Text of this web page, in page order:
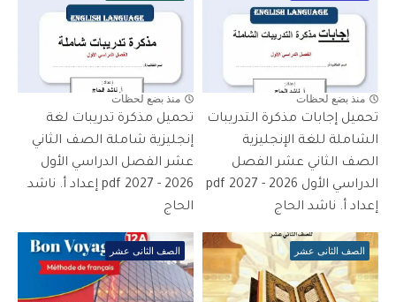
منذ بضع لحظات
تحميل إجابات مذكرة التدريبات
الشاملة للغة الإنجليزية
الصف الثاني عشر الفصل
الدراسي الأول 2026 - 2027 pdf
إعداد أ. ناشد الحاج
منذ بضع لحظات
تحميل مذكرة تدريبات لغة
إنجليزية شاملة الصف الثاني
عشر الفصل الدراسي الأول
2026 - 2027 pdf إعداد أ. ناشد
الحاج
الصف الثانى عشر الصف الثانى عشر